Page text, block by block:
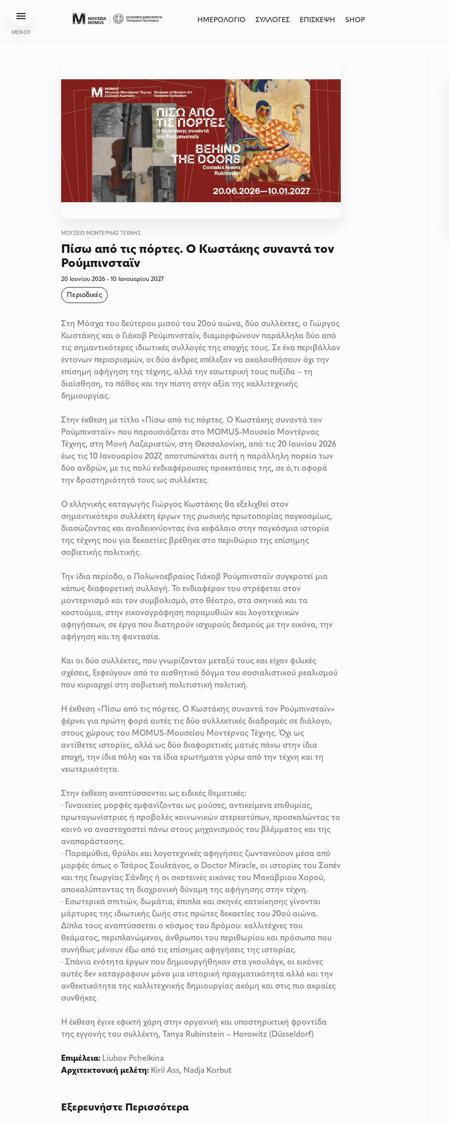
ΜΕΝΟΥ
ΗΜΕΡΟΛΟΓΙΟ ΣΥΛΛΟΓΕΣ ΕΠΙΣΚΕΨΗ SHOP
ΜΟΥΣΕΊΟ ΜΟΝΤΈΡΝΑΣ ΤΈΧΝΗΣ
Πίσω από τις πόρτες. Ο Κωστάκης συναντά τον
Ρούμπινσταϊν
20 Ιουνίου 2026 - 10 Ιανουαρίου 2027
Περιοδικές
Στη Μόσχα του δεύτερου μισού του 20ού αιώνα, δύο συλλέκτες, ο Γιώργος
Κωστάκης και ο Γιάκοβ Ρούμπινσταϊν, διαμορφώνουν παράλληλα δύο από
τις σημαντικότερες ιδιωτικές συλλογές της εποχής τους. Σε ένα περιβάλλον
έντονων περιορισμών, οι δύο άνδρες επέλεξαν να ακολουθήσουν όχι την
επίσημη αφήγηση της τέχνης, αλλά την εσωτερική τους πυξίδα – τη
διαίσθηση, το πάθος και την πίστη στην αξία της καλλιτεχνικής
δημιουργίας.
Στην έκθεση με τίτλο «Πίσω από τις πόρτες. Ο Κωστάκης συναντά τον
Ρούμπινσταϊν» που παρουσιάζεται στο MOMUS-Μουσείο Μοντέρνας
Τέχνης, στη Μονή Λαζαριστών, στη Θεσσαλονίκη, από τις 20 Ιουνίου 2026
έως τις 10 Ιανουαρίου 2027, αποτυπώνεται αυτή η παράλληλη πορεία των
δύο ανδρών, με τις πολύ ενδιαφέρουσες προεκτάσεις της, σε ό,τι αφορά
την δραστηριότητά τους ως συλλέκτες.
Ο ελληνικής καταγωγής Γιώργος Κωστάκης θα εξελιχθεί στον
σημαντικότερο συλλέκτη έργων της ρωσικής πρωτοπορίας παγκοσμίως,
διασώζοντας και αναδεικνύοντας ένα κεφάλαιο στην παγκόσμια ιστορία
της τέχνης που για δεκαετίες βρέθηκε στο περιθώριο της επίσημης
σοβιετικής πολιτικής.
Την ίδια περίοδο, ο Πολωνοεβραίος Γιάκοβ Ρούμπινσταϊν συγκροτεί μια
κάπως διαφορετική συλλογή. Το ενδιαφέρον του στρέφεται στον
μοντερνισμό και τον συμβολισμό, στο θέατρο, στα σκηνικά και τα
κοστούμια, στην εικονογράφηση παραμυθιών και λογοτεχνικών
αφηγήσεων, σε έργα που διατηρούν ισχυρούς δεσμούς με την εικόνα, την
αφήγηση και τη φαντασία.
Και οι δύο συλλέκτες, που γνωρίζονταν μεταξύ τους και είχαν φιλικές
σχέσεις, ξεφεύγουν από το αισθητικό δόγμα του σοσιαλιστικού ρεαλισμού
που κυριαρχεί στη σοβιετική πολιτιστική πολιτική.
Η έκθεση «Πίσω από τις πόρτες. Ο Κωστάκης συναντά τον Ρούμπινσταϊν»
φέρνει για πρώτη φορά αυτές τις δύο συλλεκτικές διαδρομές σε διάλογο,
στους χώρους του MOMUS-Μουσείου Μοντέρνας Τέχνης. Όχι ως
αντίθετες ιστορίες, αλλά ως δύο διαφορετικές ματιές πάνω στην ίδια
εποχή, την ίδια πόλη και τα ίδια ερωτήματα γύρω από την τέχνη και τη
νεωτερικότητα.
Στην έκθεση αναπτύσσονται ως ειδικές θεματικές:
· Γυναικείες μορφές εμφανίζονται ως μούσες, αντικείμενα επιθυμίας,
πρωταγωνίστριες ή προβολές κοινωνικών στερεοτύπων, προσκαλώντας το
κοινό να αναστοχαστεί πάνω στους μηχανισμούς του βλέμματος και της
αναπαράστασης.
· Παραμύθια, θρύλοι και λογοτεχνικές αφηγήσεις ζωντανεύουν μέσα από
μορφές όπως ο Τσάρος Σουλτάνος, ο Doctor Miracle, οι ιστορίες του Σοπέν
και της Γεωργίας Σάνδης ή οι σκοτεινές εικόνες του Μακάβριου Χορού,
αποκαλύπτοντας τη διαχρονική δύναμη της αφήγησης στην τέχνη.
· Εσωτερικά σπιτιών, δωμάτια, έπιπλα και σκηνές κατοίκησης γίνονται
μάρτυρες της ιδιωτικής ζωής στις πρώτες δεκαετίες του 20ού αιώνα.
Δίπλα τους αναπτύσσεται ο κόσμος του δρόμου: καλλιτέχνες του
θεάματος, περιπλανώμενοι, άνθρωποι του περιθωρίου και πρόσωπα που
συνήθως μένουν έξω από τις επίσημες αφηγήσεις της ιστορίας.
· Σπάνια ενότητα έργων που δημιουργήθηκαν στα γκουλάγκ, οι εικόνες
αυτές δεν καταγράφουν μόνο μια ιστορική πραγματικότητα αλλά και την
ανθεκτικότητα της καλλιτεχνικής δημιουργίας ακόμη και στις πιο ακραίες
συνθήκες.
Η έκθεση έγινε εφικτή χάρη στην οργανική και υποστηρικτική φροντίδα
της εγγονής του συλλέκτη, Tanya Rubinstein – Horowitz (Düsseldorf)
Επιμέλεια: Liubov Pchelkina
Αρχιτεκτονική μελέτη: Kiril Ass, Nadja Korbut
Εξερευνήστε Περισσότερα